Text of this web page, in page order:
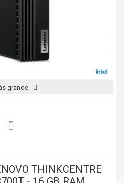
grande
THINKCENTRE